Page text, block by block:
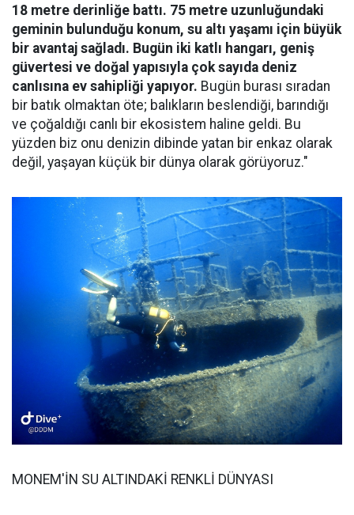
18 metre derinliğe battı. 75 metre uzunluğundaki
geminin bulunduğu konum, su altı yaşamı için büyük
bir avantaj sağladı. Bugün iki katlı hangarı, geniş
güvertesi ve doğal yapısıyla çok sayıda deniz
canlısına ev sahipliği yapıyor. Bugün burası sıradan
bir batık olmaktan öte; balıkların beslendiği, barındığı
ve çoğaldığı canlı bir ekosistem haline geldi. Bu
yüzden biz onu denizin dibinde yatan bir enkaz olarak
değil, yaşayan küçük bir dünya olarak görüyoruz."
MONEM'İN SU ALTINDAKİ RENKLİ DÜNYASI